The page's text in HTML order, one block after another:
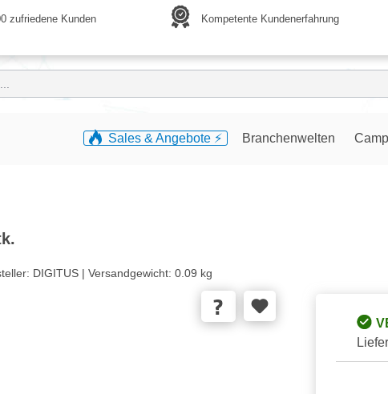
zufriedene Kunden Kompetente Kundenerfahrung
Sales & Angebote ⚡️ Branchenwelten
DIGITUS | Versandgewicht: 0.09 kg